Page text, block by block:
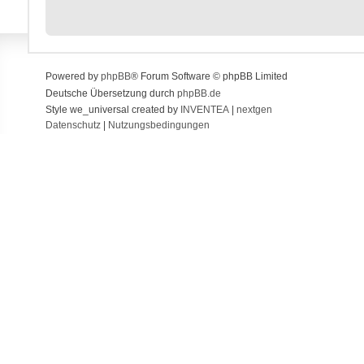
Powered by phpBB® Forum Software © phpBB Limited
Deutsche Übersetzung durch phpBB.de
Style we_universal created by INVENTEA| nextgen
Datenschutz| Nutzungsbedingungen